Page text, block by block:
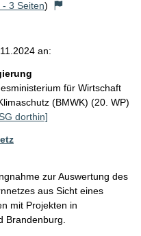
- 3 Seiten)
an:
für Wirtschaft
(BMWK) (20. WP)
dorthin]
zur Auswertung des
aus Sicht eines
mit Projekten in
Brandenburg.